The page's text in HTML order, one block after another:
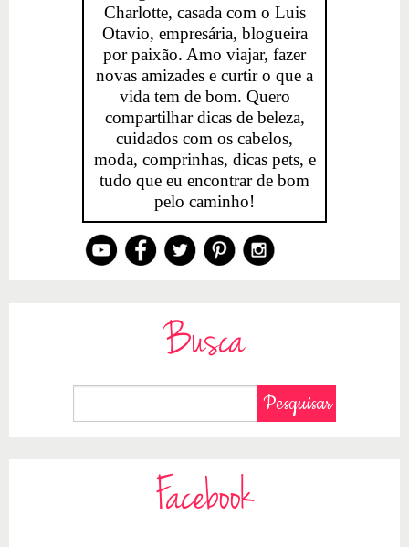
Charlotte, casada com o Luis
Otavio, empresária, blogueira
por paixão. Amo viajar, fazer
novas amizades e curtir o que a
vida tem de bom. Quero
compartilhar dicas de beleza,
cuidados com os cabelos,
moda, comprinhas, dicas pets, e
tudo que eu encontrar de bom
pelo caminho!
Busca
Facebook